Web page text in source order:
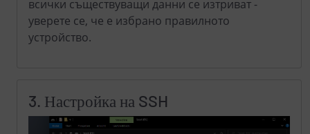
всички съществуващи данни се изтриват -
уверете се, че е избрано правилното
устройство.
3. Настройка на SSH